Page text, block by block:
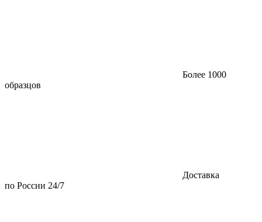
Более 1000
образцов
Доставка
по России 24/7